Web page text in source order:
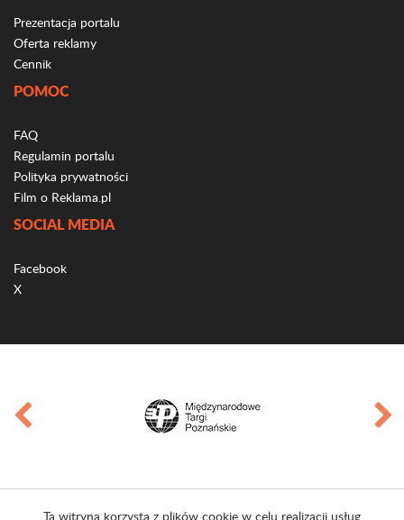
Prezentacja portalu
Oferta reklamy
Cennik
POMOC
FAQ
Regulamin portalu
Polityka prywatności
Film o Reklama.pl
SOCIAL MEDIA
Facebook
X
Ta witryna korzysta z plików cookie w celu realizacji usług